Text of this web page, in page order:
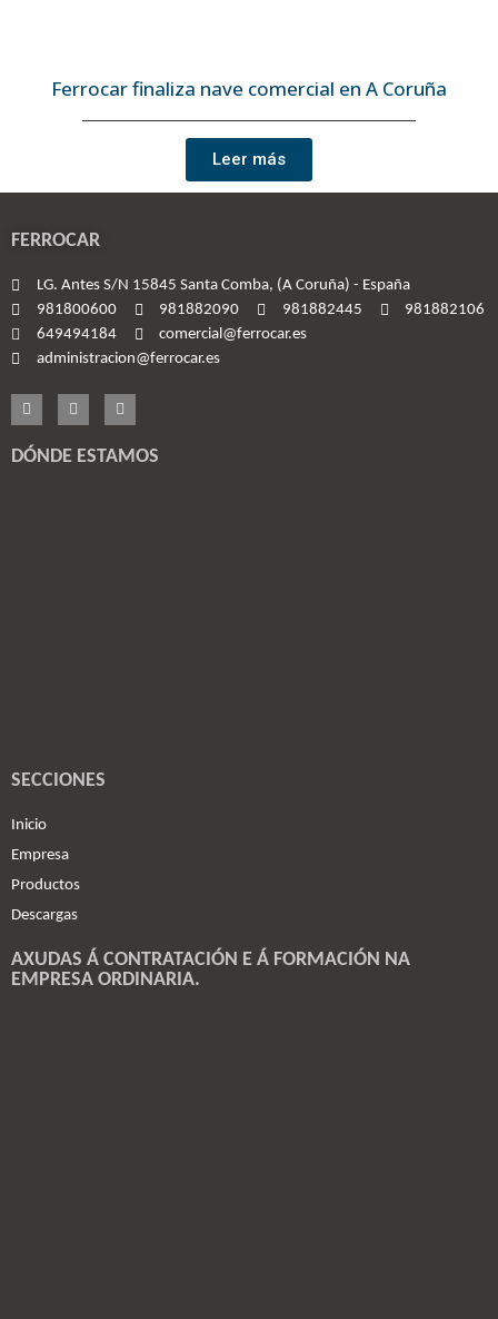
Ferrocar finaliza nave comercial en A Coruña
Leer más
FERROCAR
LG. Antes S/N 15845 Santa Comba, (A Coruña) - España
981800600
981882090 981882445
981882106
649494184
comercial@ferrocar.es
administracion@ferrocar.es
DÓNDE ESTAMOS
SECCIONES
Inicio
Empresa
Productos
Descargas
AXUDAS Á CONTRATACIÓN E Á FORMACIÓN NA
EMPRESA ORDINARIA.